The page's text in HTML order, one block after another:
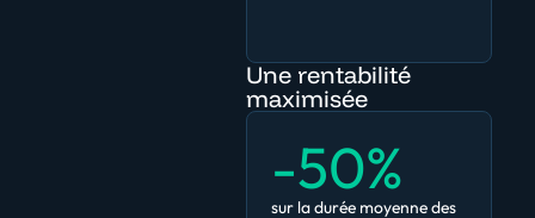
Une rentabilité
maximisée
-50%
sur la durée moyenne des